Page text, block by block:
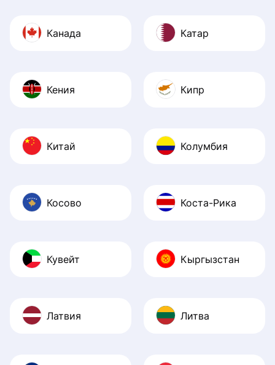
Канада Катар
Кения Кипр
Китай Колумбия
Косово Коста-Рика
Кувейт Кыргызстан
Латвия Литва